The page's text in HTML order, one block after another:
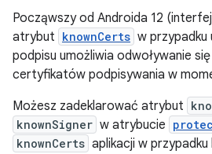
Począwszy od Androida 12
atrybut knownCerts w przypadku
podpisu umożliwia odwoływanie
certyfikatów podpisywania w
Możesz zadeklarować atrybut
knownSigner w atrybucie
knownCerts aplikacji w